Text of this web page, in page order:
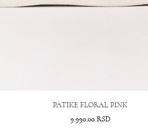
PATIKE FLORAL PINK
9.990,00 RSD